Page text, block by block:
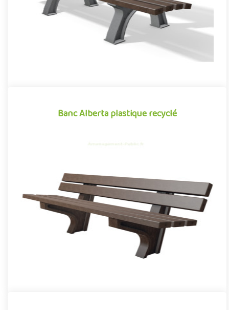
Banc Alberta plastique recyclé
Mobilier urbain conçu en plastique recyclé, le banc Alberta se
démarque par sa conception novatrice associant avec réussite
d..
Offre partenaire